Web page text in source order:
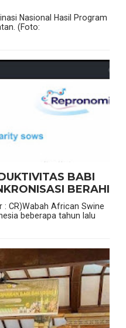
Nasional Hasil Program
(Foto:
BABI
BERAHI
: CR)Wabah African Swine
beberapa tahun lalu